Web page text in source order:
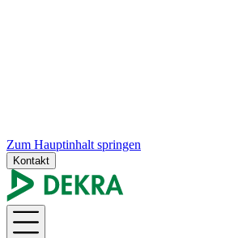
Zum Hauptinhalt springen
Kontakt